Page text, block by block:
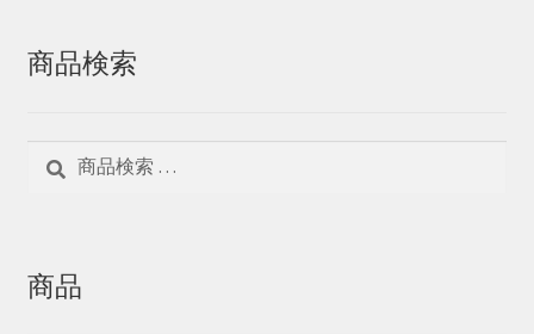
商品検索
商品